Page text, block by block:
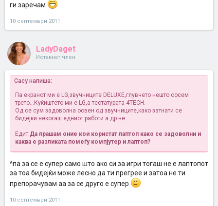
ги заречам
10 септември 2011
LadyDaget
Истакнат член
Cacy напиша:
Па екранот ми е LG,звучниците DELUXE,глувчето нешто сосем
трето...Куќиштето ми е LG,а тестатурата 4TECH.
Од се сум задоволна освен од звучниците,како затнати се
бидејки некогаш едниот работи а др не
Едит:Да прашам оние кои користат лаптоп како се задоволни и
каква е разликата помеѓу компјутер и лаптоп?
^па за се е супер само што ако си за игри тогаш не е лаптопот
за тоа бидејќи може лесно да ти прегрее и затоа не ти
препорачувам аа за се друго е супер
10 септември 2011